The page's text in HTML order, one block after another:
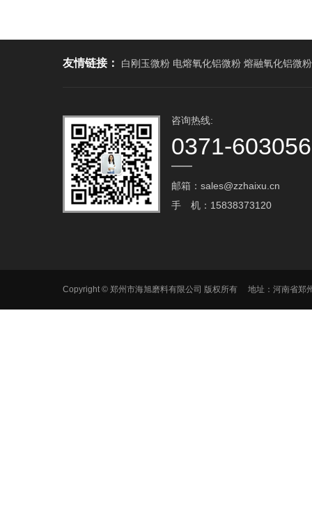
友情链接： 白刚玉微粉 电熔氧化铝微粉 熔融氧化铝微粉
咨询热线:
0371-
邮箱：sales@zzhaixu.cn
手 机：15838373120
Copyright © 郑州市海旭磨料有限公司 版权所有 地址：河南省